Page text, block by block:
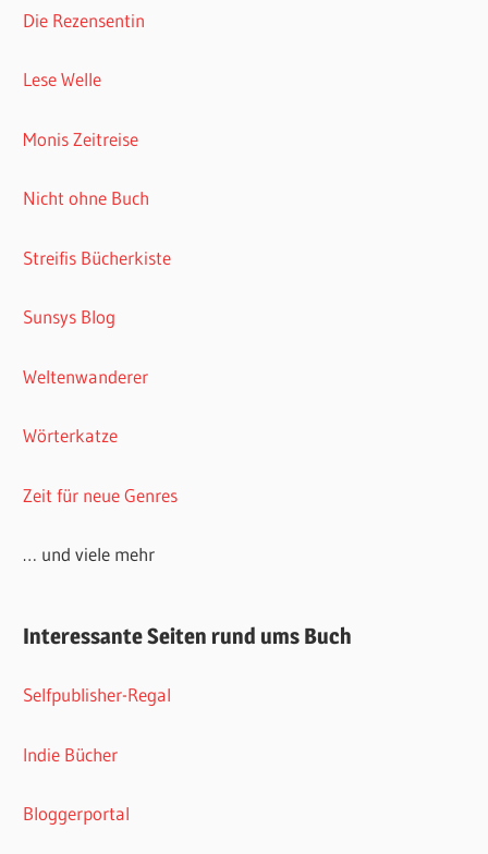
Die Rezensentin
Lese Welle
Monis Zeitreise
Nicht ohne Buch
Streifis Bücherkiste
Sunsys Blog
Weltenwanderer
Wörterkatze
Zeit für neue Genres
… und viele mehr
Interessante Seiten rund ums Buch
Selfpublisher-Regal
Indie Bücher
Bloggerportal